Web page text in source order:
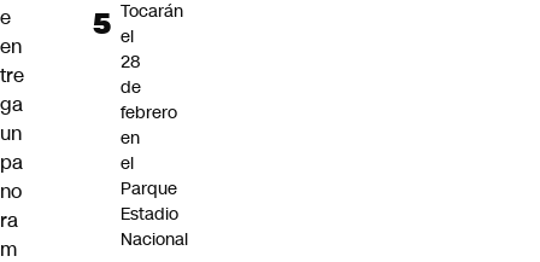
e
en
tre
ga
un
pa
no
ra
m
Tocarán
el
28
de
febrero
en
el
Parque
Estadio
Nacional